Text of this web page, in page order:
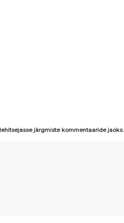
järgmiste kommentaaride jaoks.